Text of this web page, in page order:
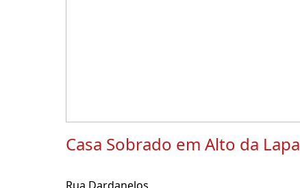
Casa Sobrado em Alto da Lapa